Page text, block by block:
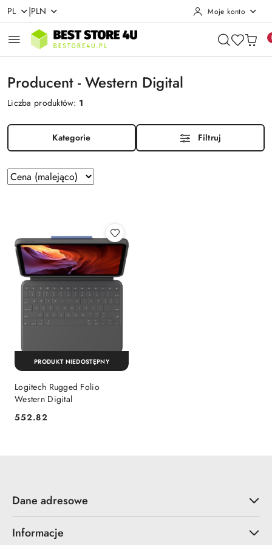
Przejdź do treści głównej
Przejdź do wyszukiwarki
Przejdź do moje konto
Przejdź do menu głównego
Przejdź do stopki
PL |PLN Moje konto
Producent - Western Digital
Liczba produktów: 1
Kategorie Filtruj
Zastosowano
sortowanie:
Sortuj
według
Logitech Rugged Folio
Western Digital
Cena:
552.82
PRODUKT NIEDOSTĘPNY
Dane adresowe
Informacje